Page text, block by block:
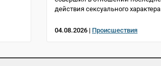
действия сексуального характера
04.08.2026 | Происшествия